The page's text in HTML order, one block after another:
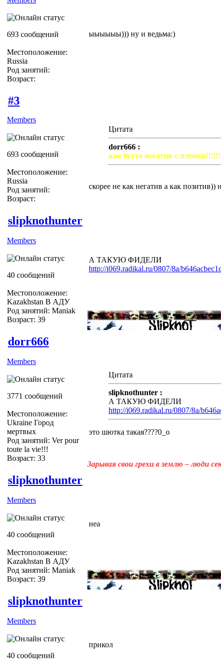
693 сообщений
Местоположение:
Russia
Род занятий:
Возраст:
ыыыыыы))) ну и ведьма:)
#3
Members
693 сообщений
Местоположение:
Russia
Род занятий:
Возраст:
Цитата
dorr666 :
как бутто негатив с
скорее не как негатив а как
slipknothunter
Members
40 сообщений
Местоположение:
Kazakhstan В АДУ
Род занятий: Maniak
Возраст: 39
А ТАКУЮ ФИДЕЛИ
http://i069.radikal.ru/0807/8a/
dorr666
Members
3771 сообщений
Местоположение:
Ukraine Город
мертвых
Род занятий: Ver pour
toute la vie!!!
Возраст: 33
Цитата
slipknothunter :
А ТАКУЮ ФИДЕЛИ
http://i069.radikal.ru/0807/8a/
это шютка такая????0_о
Зарывая свои грехи в землю – люди
slipknothunter
Members
40 сообщений
Местоположение:
Kazakhstan В АДУ
Род занятий: Maniak
Возраст: 39
неа
slipknothunter
Members
40 сообщений
прикол